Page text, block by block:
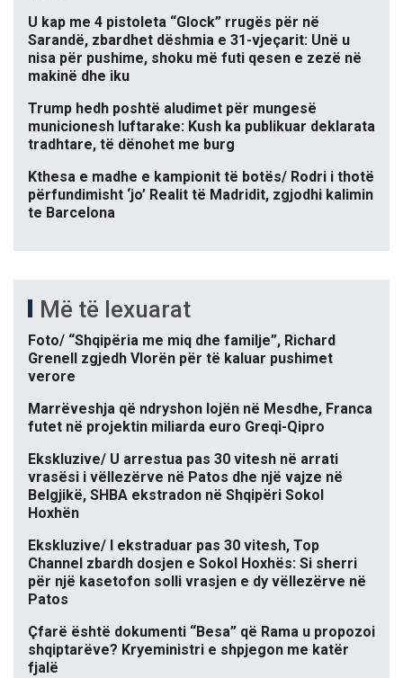
U kap me 4 pistoleta “Glock” rrugës për në
Sarandë, zbardhet dëshmia e 31-vjeçarit: Unë u
nisa për pushime, shoku më futi qesen e zezë në
makinë dhe iku
Trump hedh poshtë aludimet për mungesë
municionesh luftarake: Kush ka publikuar deklarata
tradhtare, të dënohet me burg
Kthesa e madhe e kampionit të botës/ Rodri i thotë
përfundimisht ‘jo’ Realit të Madridit, zgjodhi kalimin
te Barcelona
Më të lexuarat
Foto/ “Shqipëria me miq dhe familje”, Richard
Grenell zgjedh Vlorën për të kaluar pushimet
verore
Marrëveshja që ndryshon lojën në Mesdhe, Franca
futet në projektin miliarda euro Greqi-Qipro
Ekskluzive/ U arrestua pas 30 vitesh në arrati
vrasësi i vëllezërve në Patos dhe një vajze në
Belgjikë, SHBA ekstradon në Shqipëri Sokol
Hoxhën
Ekskluzive/ I ekstraduar pas 30 vitesh, Top
Channel zbardh dosjen e Sokol Hoxhës: Si sherri
për një kasetofon solli vrasjen e dy vëllezërve në
Patos
Çfarë është dokumenti “Besa” që Rama u propozoi
shqiptarëve? Kryeministri e shpjegon me katër
fjalë